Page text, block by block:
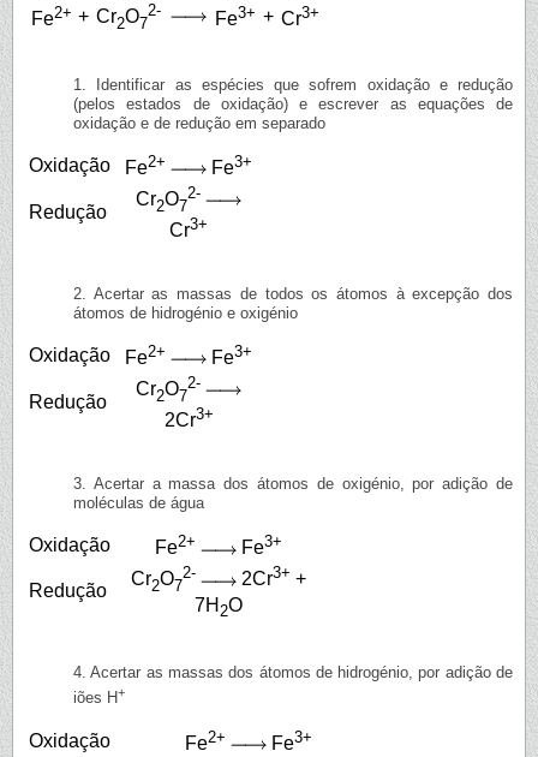
Fe2+ + Cr2O7
2- Fe3+ + Cr3+
1. Identificar as espécies que sofrem oxidação e redução
(pelos estados de oxidação) e escrever as equações de
oxidação e de redução em separado
Oxidação Fe2+ Fe3+
Redução
Cr2O7
2-
Cr3+
2. Acertar as massas de todos os átomos à excepção dos
átomos de hidrogénio e oxigénio
Oxidação Fe2+ Fe3+
Redução
Cr2O7
2-
2Cr3+
3. Acertar a massa dos átomos de oxigénio, por adição de
moléculas de água
Oxidação Fe2+ Fe3+
Redução
Cr2O7
2- 2Cr3+ +
7H 2O
4. Acertar as massas dos átomos de hidrogénio, por adição de
iões H+
Oxidação Fe2+ Fe3+